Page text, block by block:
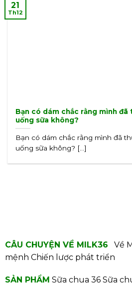
Bạn có dám chắc rằng mình đã
uống sữa không?
Bạn có dám chắc rằng mình đã
uống sữa không? [...]
21
Th12
CÂU CHUYỆN VỀ MILK36 Về
mệnh Chiến lược phát triển
SẢN PHẨM Sữa chua 36 Sữa